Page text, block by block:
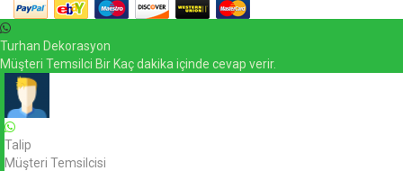
Turhan Dekorasyon
Müşteri Temsilci Bir Kaç dakika içinde cevap verir.
Talip
Müşteri Temsilcisi